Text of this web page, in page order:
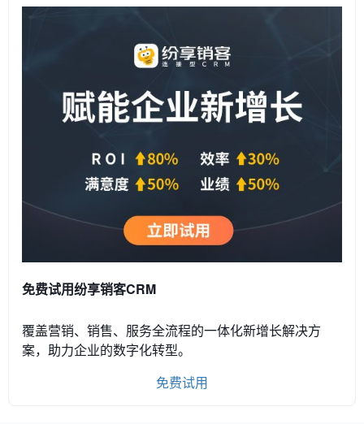
免费试用纷享销客CRM
覆盖营销、销售、服务全流程的一体化新增长解决方
案，助力企业的数字化转型。
免费试用